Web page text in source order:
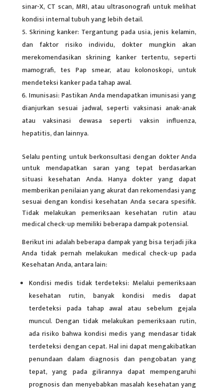
sinar-X, CT scan, MRI, atau ultrasonografi untuk melihat
kondisi internal tubuh yang lebih detail.
Skrining kanker: Tergantung pada usia, jenis kelamin,
dan faktor risiko individu, dokter mungkin akan
merekomendasikan skrining kanker tertentu, seperti
mamografi, tes Pap smear, atau kolonoskopi, untuk
mendeteksi kanker pada tahap awal.
Imunisasi: Pastikan Anda mendapatkan imunisasi yang
dianjurkan sesuai jadwal, seperti vaksinasi anak-anak
atau vaksinasi dewasa seperti vaksin influenza,
hepatitis, dan lainnya.
Selalu penting untuk berkonsultasi dengan dokter Anda
untuk mendapatkan saran yang tepat berdasarkan
situasi kesehatan Anda. Hanya dokter yang dapat
memberikan penilaian yang akurat dan rekomendasi yang
sesuai dengan kondisi kesehatan Anda secara spesifik.
Tidak melakukan pemeriksaan kesehatan rutin atau
medical check-up memiliki beberapa dampak potensial.
Berikut ini adalah beberapa dampak yang bisa terjadi jika
Anda tidak pernah melakukan medical check-up pada
Kesehatan Anda, antara lain:
Kondisi medis tidak terdeteksi: Melalui pemeriksaan
kesehatan rutin, banyak kondisi medis dapat
terdeteksi pada tahap awal atau sebelum gejala
muncul. Dengan tidak melakukan pemeriksaan rutin,
ada risiko bahwa kondisi medis yang mendasar tidak
terdeteksi dengan cepat. Hal ini dapat mengakibatkan
penundaan dalam diagnosis dan pengobatan yang
tepat, yang pada gilirannya dapat mempengaruhi
prognosis dan menyebabkan masalah kesehatan yang